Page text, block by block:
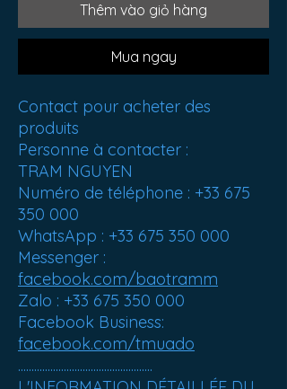
Thêm vào giỏ hàng
Mua ngay
Contact pour acheter des
produits
Personne à contacter :
TRAM NGUYEN
Numéro de téléphone : +33 675
350 000
WhatsApp : +33 675 350 000
Messenger :
facebook.com/baotramm
Zalo : +33 675 350 000
Facebook Business:
facebook.com/tmuado
..................................................